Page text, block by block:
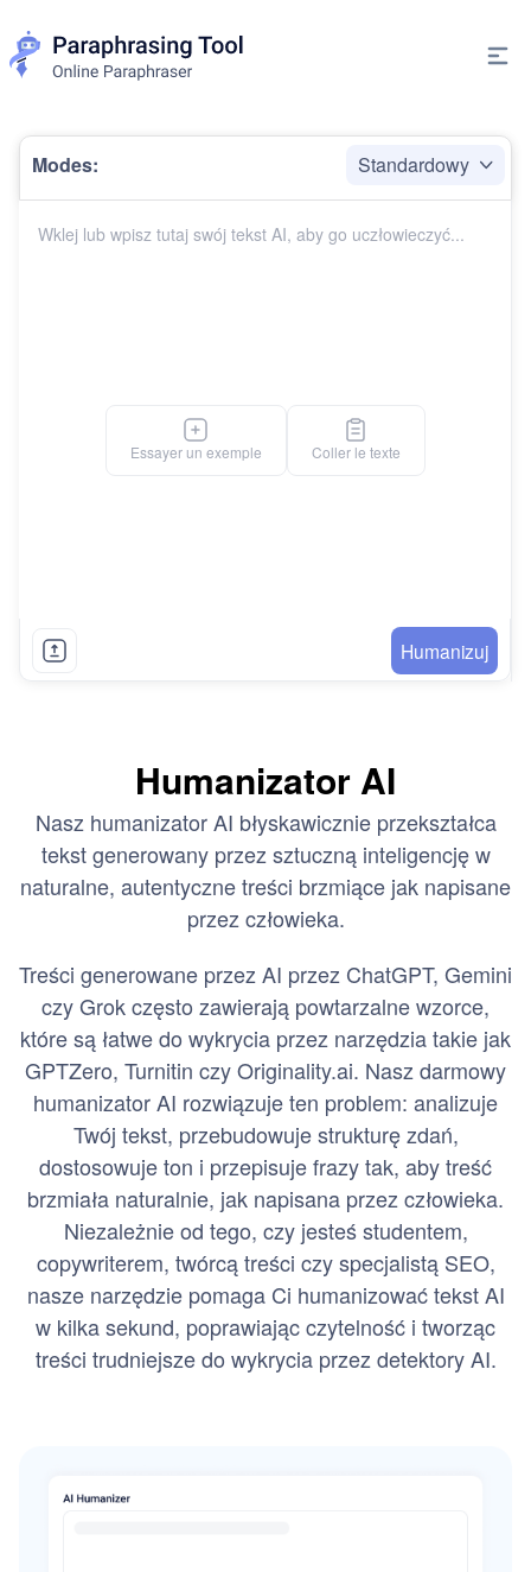
Modes: Standardowy
Essayer un exemple Coller le texte
Humanizuj
Humanizator AI
Nasz humanizator AI błyskawicznie przekształca
tekst generowany przez sztuczną inteligencję w
naturalne, autentyczne treści brzmiące jak napisane
przez człowieka.
Treści generowane przez AI przez ChatGPT, Gemini
czy Grok często zawierają powtarzalne wzorce,
które są łatwe do wykrycia przez narzędzia takie jak
GPTZero, Turnitin czy Originality.ai. Nasz darmowy
humanizator AI rozwiązuje ten problem: analizuje
Twój tekst, przebudowuje strukturę zdań,
dostosowuje ton i przepisuje frazy tak, aby treść
brzmiała naturalnie, jak napisana przez człowieka.
Niezależnie od tego, czy jesteś studentem,
copywriterem, twórcą treści czy specjalistą SEO,
nasze narzędzie pomaga Ci humanizować tekst AI
w kilka sekund, poprawiając czytelność i tworząc
treści trudniejsze do wykrycia przez detektory AI.